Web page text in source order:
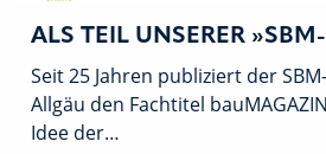
ALS TEIL UNSERER
Seit 25 Jahren publiziert der
Allgäu den Fachtitel
Idee der…